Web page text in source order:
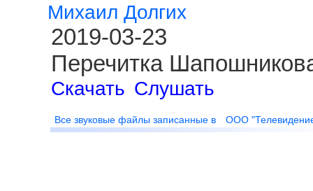
Михаил Долгих
2019-03-23
Перечитка
Скачать Слушать
Все звуковые файлы записанные в ООО